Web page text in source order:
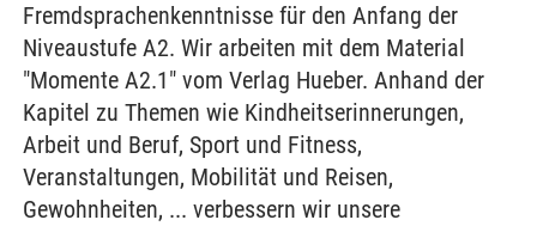
Fremdsprachenkenntnisse für den Anfang der
Niveaustufe A2. Wir arbeiten mit dem Material
"Momente A2.1" vom Verlag Hueber. Anhand der
Kapitel zu Themen wie Kindheitserinnerungen,
Arbeit und Beruf, Sport und Fitness,
Veranstaltungen, Mobilität und Reisen,
Gewohnheiten, ... verbessern wir unsere